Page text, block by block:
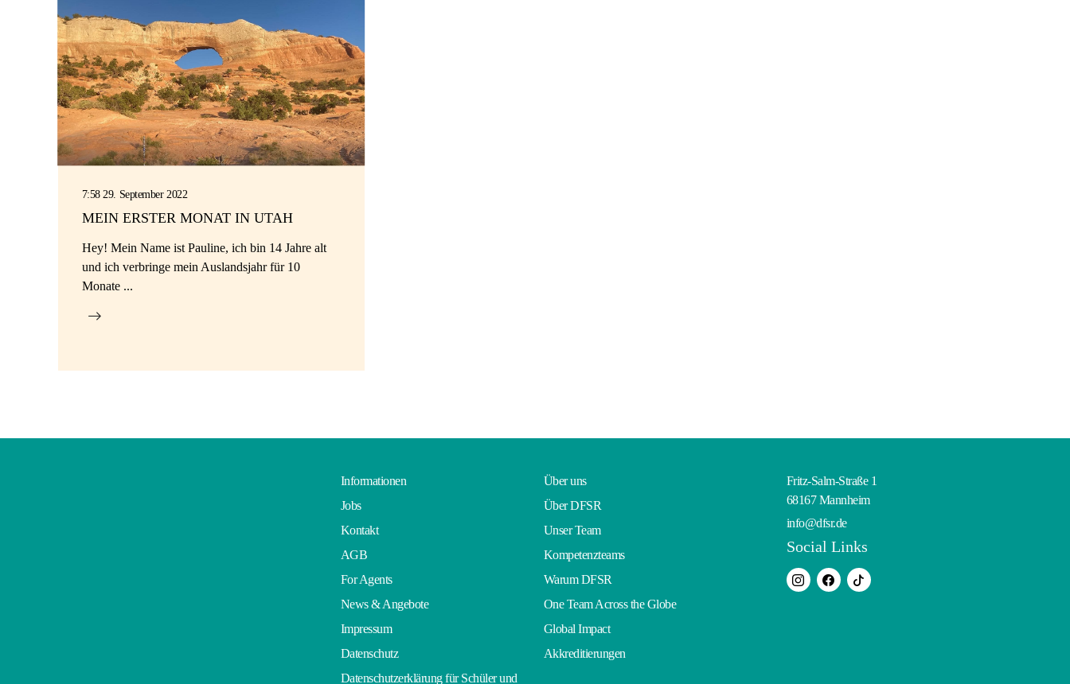
7:58 29. September 2022
MEIN ERSTER MONAT IN UTAH
Hey! Mein Name ist Pauline, ich bin 14 Jahre alt
und ich verbringe mein Auslandsjahr für 10
Monate ...
Informationen
Jobs
Kontakt
AGB
For Agents
News & Angebote
Impressum
Datenschutz
Datenschutzerklärung für Schüler und
Über uns
Über DFSR
Unser Team
Kompetenzteams
Warum DFSR
One Team Across the Globe
Global Impact
Akkreditierungen
Fritz-Salm-Straße 1
68167 Mannheim
info@dfsr.de
Social Links